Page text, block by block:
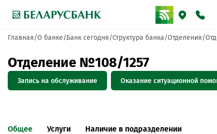
Главная О банке Банк сегодня Структура банка Отделения
Отделение №108/1257
Запись на обслуживание Оказание ситуационной
Общее Услуги Наличие в подразделении